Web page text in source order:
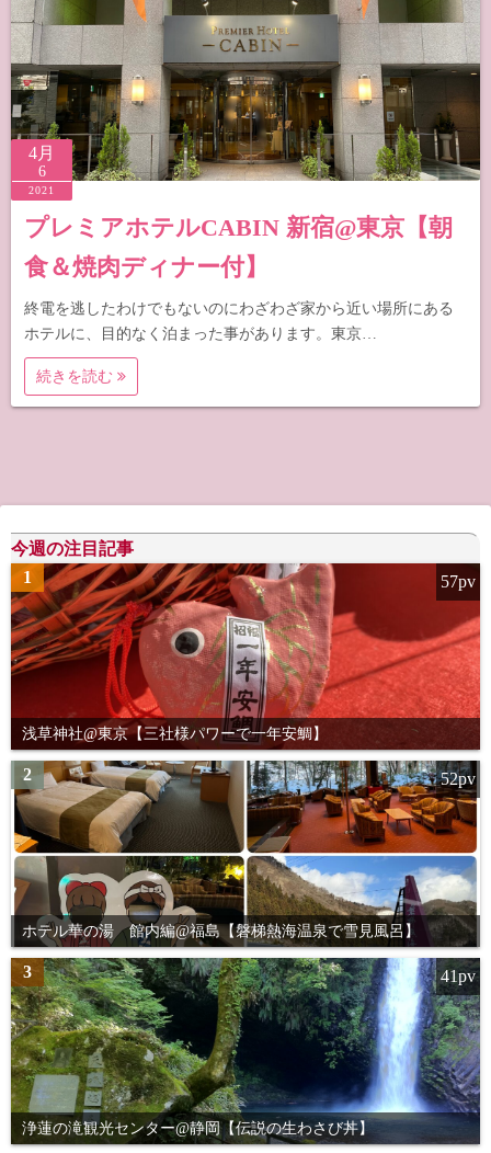
4月
6
2021
プレミアホテルCABIN 新宿@東京【朝
食＆焼肉ディナー付】
終電を逃したわけでもないのにわざわざ家から近い場所にある
ホテルに、目的なく泊まった事があります。東京…
続きを読む
今週の注目記事
1
浅草神社@東京【三社様パワーで一年安鯛】
57pv
2
ホテル華の湯 館内編@福島【磐梯熱海温泉で雪見風呂】
52pv
3
浄蓮の滝観光センター@静岡【伝説の生わさび丼】
41pv